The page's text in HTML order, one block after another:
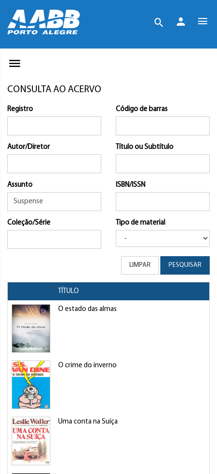
CONSULTA AO ACERVO
Registro Código de barras
Autor/Diretor Título ou Subtítulo
Assunto ISBN/ISSN
Coleção/Série Tipo de material
LIMPAR PESQUISAR
TÍTULO
O estado das almas
O crime do inverno
Uma conta na Suíça